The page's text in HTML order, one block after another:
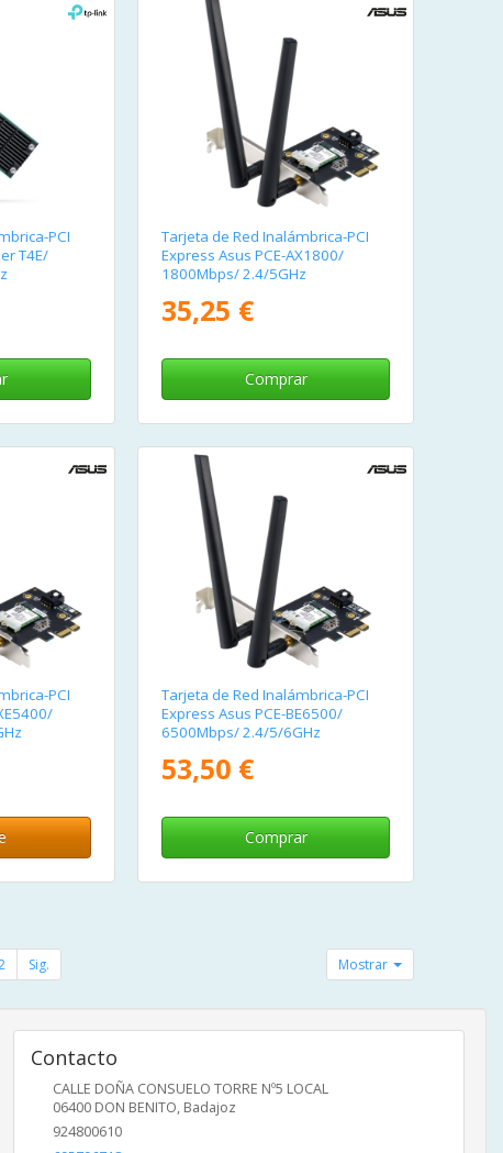
PCI
T4E/
Tarjeta de Red Inalámbrica-PCI
Express Asus PCE-AX1800/
1800Mbps/ 2.4/5GHz
35,25 €
Comprar
PCI
Tarjeta de Red Inalámbrica-PCI
Express Asus PCE-BE6500/
6500Mbps/ 2.4/5/6GHz
53,50 €
Comprar
Sig. Mostrar
Contacto
CALLE DOÑA CONSUELO TORRE Nº5 LOCAL
06400 DON BENITO, Badajoz
924800610